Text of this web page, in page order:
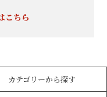
こちら
カテゴリーから探す